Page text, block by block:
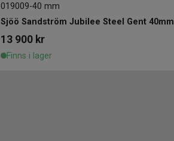
019009-40 mm
Sjöö Sandström Jubilee Steel Gent 40mm
13 900 kr
Finns i lager